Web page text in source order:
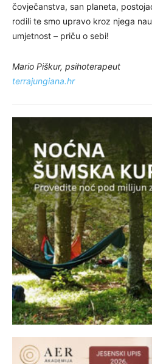
čovječanstva, san planeta,
rodili te smo upravo kroz njega
umjetnost – priču o sebi!
Mario Piškur, psihoterapeut
terrajungiana.hr